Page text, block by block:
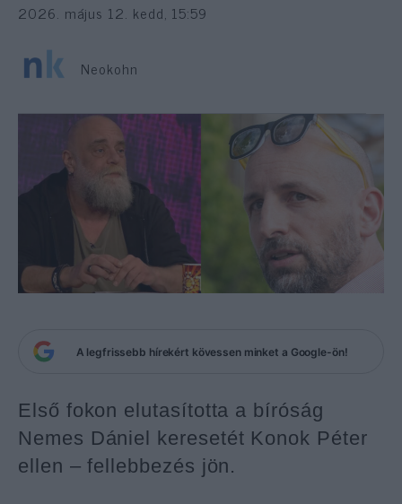
2026. május 12. kedd, 15:59
Neokohn
A legfrissebb hírekért kövessen minket a Google-ön!
Első fokon elutasította a bíróság
Nemes Dániel keresetét Konok Péter
ellen – fellebbezés jön.